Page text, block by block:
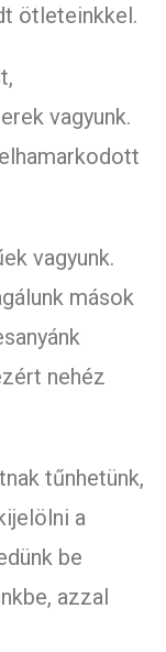
ötleteinkkel.
vagyunk.
vagyunk.
mások
nehéz
tűnhetünk,
a
be
azzal